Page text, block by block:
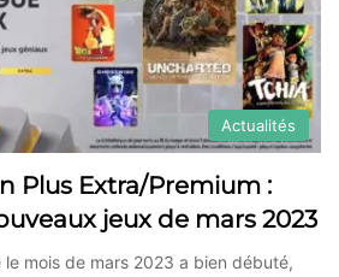
Actualités
Plus Extra/Premium :
jeux de mars 2023
le mois de mars 2023 a bien débuté,